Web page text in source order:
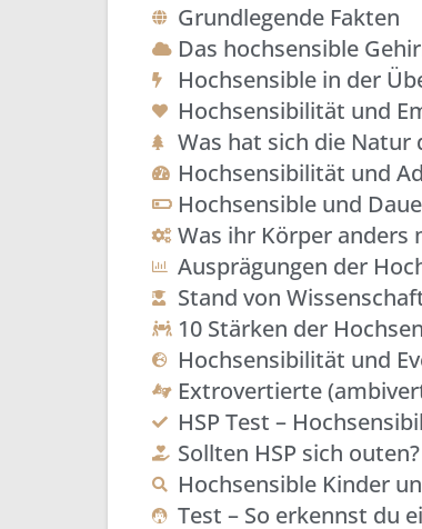
Grundlegende Fakten
Das hochsensible
Hochsensible in der
Hochsensibilität und
Was hat sich die Natur
Hochsensibilität und
Hochsensible und
Was ihr Körper anders
Ausprägungen der
Stand von
10 Stärken der
Hochsensibilität und
Extrovertierte
HSP Test –
Sollten HSP sich outen?
Hochsensible Kinder
Test – So erkennst du